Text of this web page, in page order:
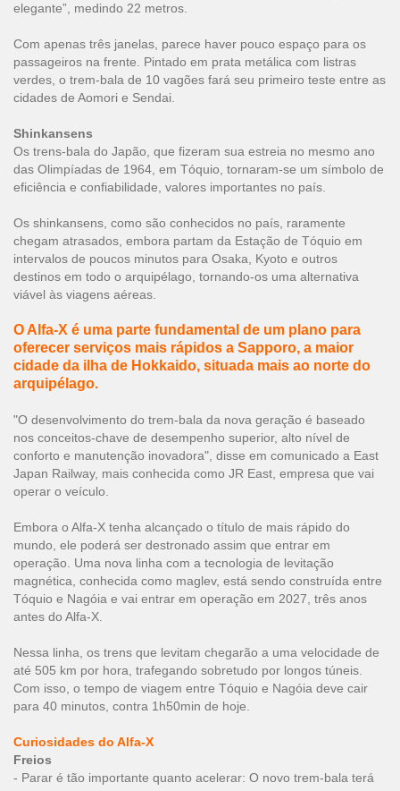
elegante”, medindo 22 metros.
Com apenas três janelas, parece haver pouco espaço para os
passageiros na frente. Pintado em prata metálica com listras
verdes, o trem-bala de 10 vagões fará seu primeiro teste entre as
cidades de Aomori e Sendai.
Shinkansens
Os trens-bala do Japão, que fizeram sua estreia no mesmo ano
das Olimpíadas de 1964, em Tóquio, tornaram-se um símbolo de
eficiência e confiabilidade, valores importantes no país.
Os shinkansens, como são conhecidos no país, raramente
chegam atrasados, embora partam da Estação de Tóquio em
intervalos de poucos minutos para Osaka, Kyoto e outros
destinos em todo o arquipélago, tornando-os uma alternativa
viável às viagens aéreas.
O Alfa-X é uma parte fundamental de um plano para
oferecer serviços mais rápidos a Sapporo, a maior
cidade da ilha de Hokkaido, situada mais ao norte do
arquipélago.
"O desenvolvimento do trem-bala da nova geração é baseado
nos conceitos-chave de desempenho superior, alto nível de
conforto e manutenção inovadora", disse em comunicado a East
Japan Railway, mais conhecida como JR East, empresa que vai
operar o veículo.
Embora o Alfa-X tenha alcançado o título de mais rápido do
mundo, ele poderá ser destronado assim que entrar em
operação. Uma nova linha com a tecnologia de levitação
magnética, conhecida como maglev, está sendo construída entre
Tóquio e Nagóia e vai entrar em operação em 2027, três anos
antes do Alfa-X.
Nessa linha, os trens que levitam chegarão a uma velocidade de
até 505 km por hora, trafegando sobretudo por longos túneis.
Com isso, o tempo de viagem entre Tóquio e Nagóia deve cair
para 40 minutos, contra 1h50min de hoje.
Curiosidades do Alfa-X
Freios
- Parar é tão importante quanto acelerar: O novo trem-bala terá